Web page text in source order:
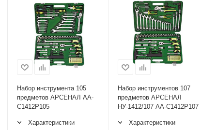
Набор инструмента 105
предметов АРСЕНАЛ АА-
С1412Р105
Характеристики
Набор инструментов 107
предметов АРСЕНАЛ
НУ-1412/107 AA-C1412P107
Характеристики